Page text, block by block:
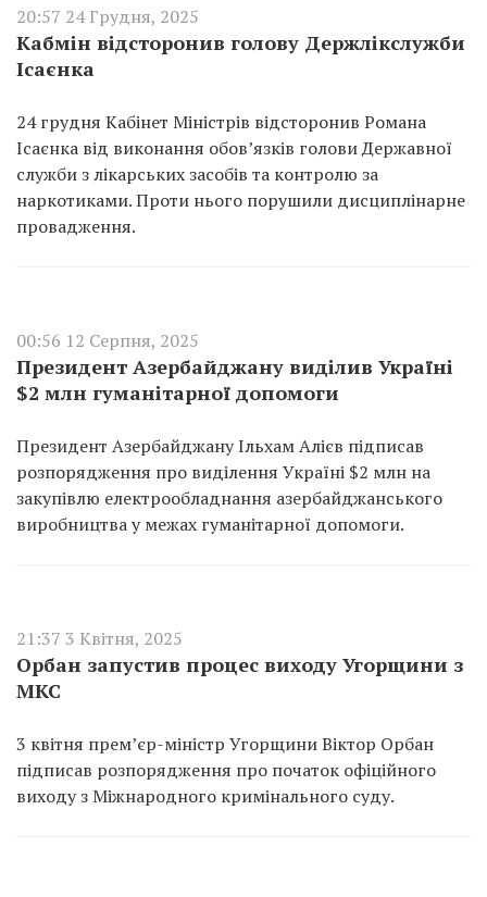
20:57 24 Грудня, 2025
Кабмін відсторонив голову Держлікслужби
Ісаєнка
24 грудня Кабінет Міністрів відсторонив Романа
Ісаєнка від виконання обовʼязків голови Державної
служби з лікарських засобів та контролю за
наркотиками. Проти нього порушили дисциплінарне
провадження.
00:56 12 Серпня, 2025
Президент Азербайджану виділив Україні
$2 млн гуманітарної допомоги
Президент Азербайджану Ільхам Алієв підписав
розпорядження про виділення Україні $2 млн на
закупівлю електрообладнання азербайджанського
виробництва у межах гуманітарної допомоги.
21:37 3 Квітня, 2025
Орбан запустив процес виходу Угорщини з
МКС
3 квітня прем’єр-міністр Угорщини Віктор Орбан
підписав розпорядження про початок офіційного
виходу з Міжнародного кримінального суду.